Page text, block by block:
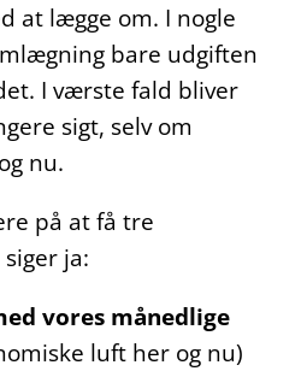
at lægge om. I nogle
bare udgiften
I værste fald bliver
sigt, selv om
nu.
på at få tre
ja:
vores månedlige
luft her og nu)